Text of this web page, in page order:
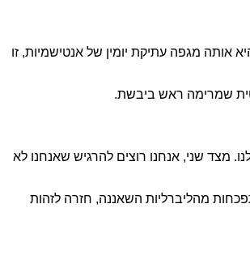
אותה מגפה עתיקת יומין של אנטישמיות, זו
שמרימה ראש ביבשת.
מצד שני, אנחנו רוצים להרגיש שאנחנו לא
מהליברליות השאננה, חזרה לזהות